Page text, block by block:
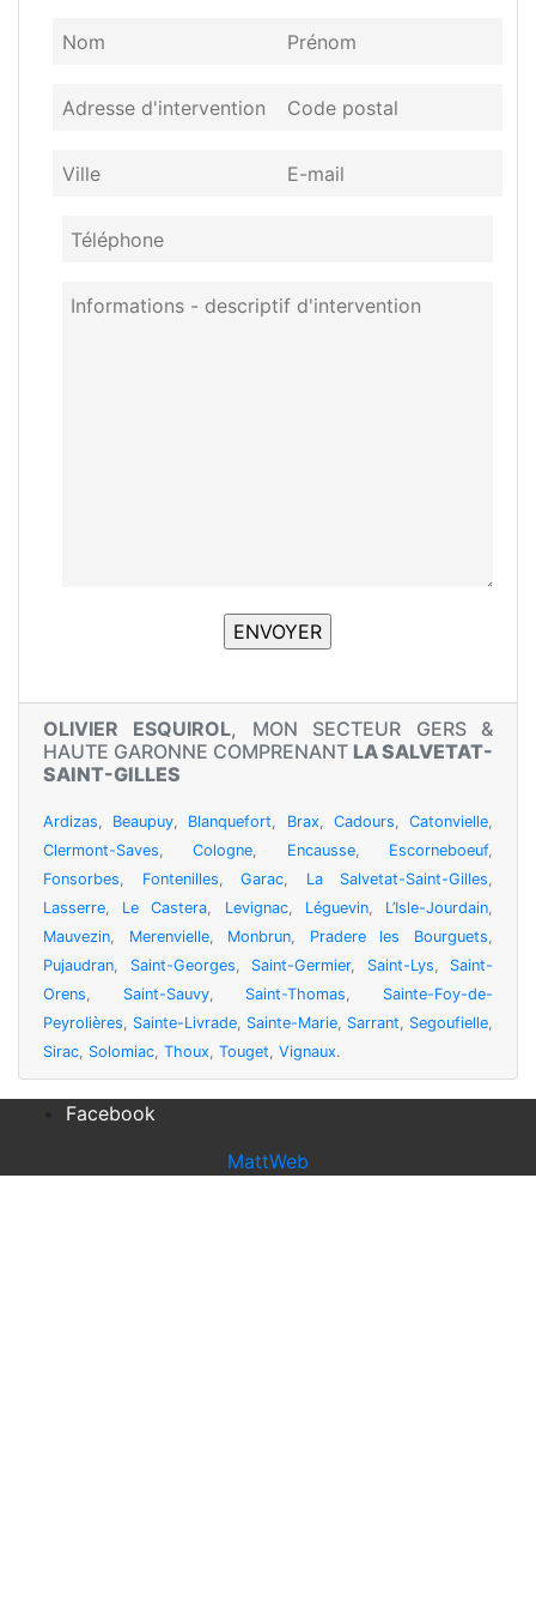
OLIVIER ESQUIROL, MON SECTEUR GERS &
HAUTE GARONNE COMPRENANT LA SALVETAT-
SAINT-GILLES
Ardizas, Beaupuy, Blanquefort, Brax, Cadours,Catonvielle,
Clermont-Saves,Cologne, Encausse, Escorneboeuf,
Fonsorbes, Fontenilles, Garac, La Salvetat-Saint-Gilles,
Lasserre, Le Castera, Levignac, Léguevin, L’Isle-Jourdain,
Mauvezin, Merenvielle, Monbrun, Pradere les Bourguets,
Pujaudran, Saint-Georges, Saint-Germier, Saint-Lys, Saint-
Orens, Saint-Sauvy, Saint-Thomas, Sainte-Foy-de-
Peyrolières, Sainte-Livrade, Sainte-Marie, Sarrant, Segoufielle,
Sirac, Solomiac, Thoux, Touget, Vignaux.
Facebook
MattWeb